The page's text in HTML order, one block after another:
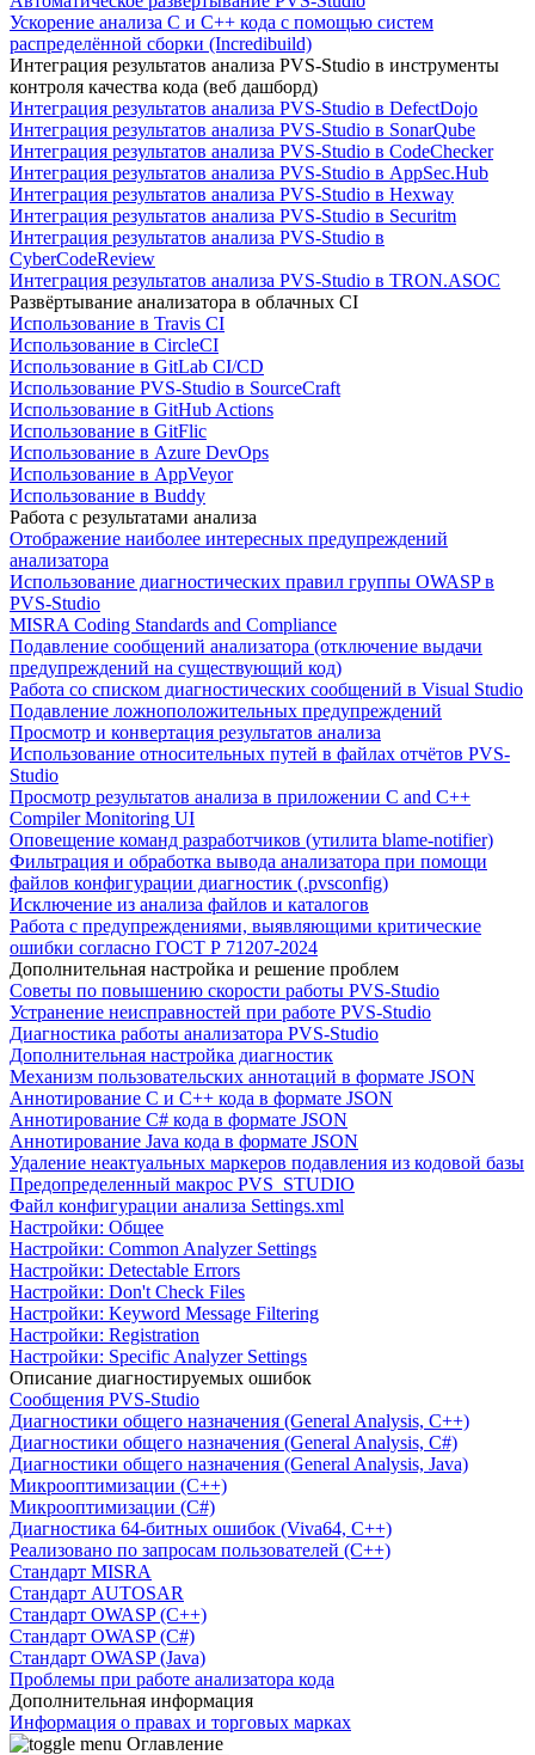
Ускорение анализа C и C++ кода с помощью систем
распределённой сборки (Incredibuild)
Интеграция результатов анализа PVS-Studio в инструменты
контроля качества кода (веб дашборд)
Интеграция результатов анализа PVS-Studio в DefectDojo
Интеграция результатов анализа PVS-Studio в SonarQube
Интеграция результатов анализа PVS-Studio в CodeChecker
Интеграция результатов анализа PVS-Studio в AppSec.Hub
Интеграция результатов анализа PVS-Studio в Hexway
Интеграция результатов анализа PVS-Studio в Securitm
Интеграция результатов анализа PVS-Studio в
CyberCodeReview
Интеграция результатов анализа PVS-Studio в TRON.ASOC
Развёртывание анализатора в облачных CI
Использование в Travis CI
Использование в CircleCI
Использование в GitLab CI/CD
Использование PVS-Studio в SourceCraft
Использование в GitHub Actions
Использование в GitFlic
Использование в Azure DevOps
Использование в AppVeyor
Использование в Buddy
Работа с результатами анализа
Отображение наиболее интересных предупреждений
анализатора
Использование диагностических правил группы OWASP в
PVS-Studio
MISRA Coding Standards and Compliance
Подавление сообщений анализатора (отключение выдачи
предупреждений на существующий код)
Работа со списком диагностических сообщений в Visual Studio
Подавление ложноположительных предупреждений
Просмотр и конвертация результатов анализа
Использование относительных путей в файлах отчётов PVS-
Studio
Просмотр результатов анализа в приложении C and C++
Compiler Monitoring UI
Оповещение команд разработчиков (утилита blame-notifier)
Фильтрация и обработка вывода анализатора при помощи
файлов конфигурации диагностик (.pvsconfig)
Исключение из анализа файлов и каталогов
Работа с предупреждениями, выявляющими критические
ошибки согласно ГОСТ Р 71207-2024
Дополнительная настройка и решение проблем
Советы по повышению скорости работы PVS-Studio
Устранение неисправностей при работе PVS-Studio
Диагностика работы анализатора PVS-Studio
Дополнительная настройка диагностик
Механизм пользовательских аннотаций в формате JSON
Аннотирование C и C++ кода в формате JSON
Аннотирование C# кода в формате JSON
Аннотирование Java кода в формате JSON
Удаление неактуальных маркеров подавления из кодовой базы
Предопределенный макрос PVS_STUDIO
Файл конфигурации анализа Settings.xml
Настройки: Общее
Настройки: Common Analyzer Settings
Настройки: Detectable Errors
Настройки: Don't Check Files
Настройки: Keyword Message Filtering
Настройки: Registration
Настройки: Specific Analyzer Settings
Описание диагностируемых ошибок
Сообщения PVS-Studio
Диагностики общего назначения (General Analysis, C++)
Диагностики общего назначения (General Analysis, C#)
Диагностики общего назначения (General Analysis, Java)
Микрооптимизации (C++)
Микрооптимизации (C#)
Диагностика 64-битных ошибок (Viva64, C++)
Реализовано по запросам пользователей (C++)
Cтандарт MISRA
Стандарт AUTOSAR
Стандарт OWASP (C++)
Стандарт OWASP (C#)
Стандарт OWASP (Java)
Проблемы при работе анализатора кода
Дополнительная информация
Информация о правах и торговых марках
Оглавление